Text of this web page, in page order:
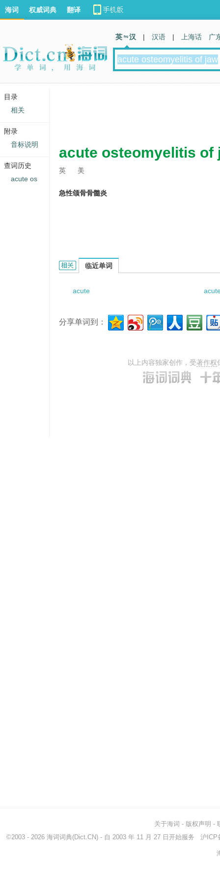
acute osteomyelitis of
英 美
急性颌骨骨髓炎
acute osteomyelitis of jaw的相关资料：
临近单词
acute
分享单词到：
以上内容独家创作，受著作权
海词 权威词典 翻译
英 汉 | 汉语 | 上海话 广
关于海词 - 版权声明 -
©2003 - 2026 海词词典(Dict.CN) - 自 2003 年 11 月 27 日开始服务 沪ICP
目录
相关
附录
音标说明
查词历史
acute os